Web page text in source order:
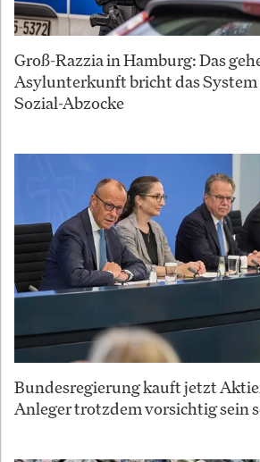
Groß-Razzia in Hamburg: Das
Asylunterkunft bricht das
Sozial-Abzocke
Bundesregierung kauft jetzt
Anleger trotzdem vorsichtig sein